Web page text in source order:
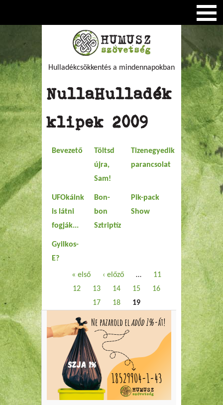
Hulladékcsökkentés a mindennapokban
NullaHulladék
klipek 2009
Bevezető
Töltsd
újra,
Sam!
Tizenegyedik
parancsolat
UFOkáink
is látni
fogják...
Bon-
bon
Sztriptíz
Pik-pack
Show
Gyilkos-
E?
Oldalak« első ‹ előző …
11
12
13 14 15
16
17
18 19